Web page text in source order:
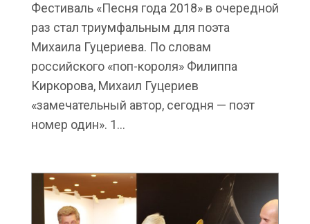
Фестиваль «Песня года 2018» в очередной
раз стал триумфальным для поэта
Михаила Гуцериева. По словам
российского «поп-короля» Филиппа
Киркорова, Михаил Гуцериев
«замечательный автор, сегодня — поэт
номер один». 1...